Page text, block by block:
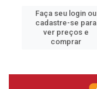
Faça seu login ou
cadastre-se para
ver preços e
comprar